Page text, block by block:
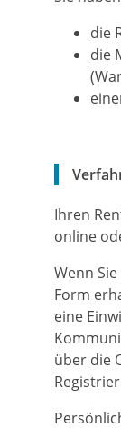
die
die
Ihren
online
Wenn
Form
eine
über die